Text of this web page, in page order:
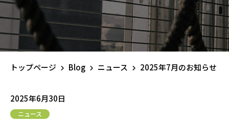
トップページ Blog ニュース 2025年7月のお知らせ
2025年6月30日
ニュース